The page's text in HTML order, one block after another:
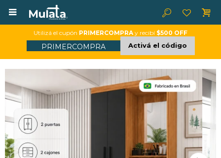

Utilizá el cupón PRIMERCOMPRA y recibí $500 OFF
PRIMERCOMPRA Activá el código